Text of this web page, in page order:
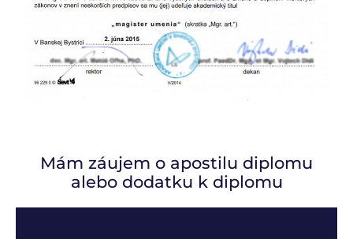
Mám záujem o apostilu diplomu
alebo dodatku k diplomu